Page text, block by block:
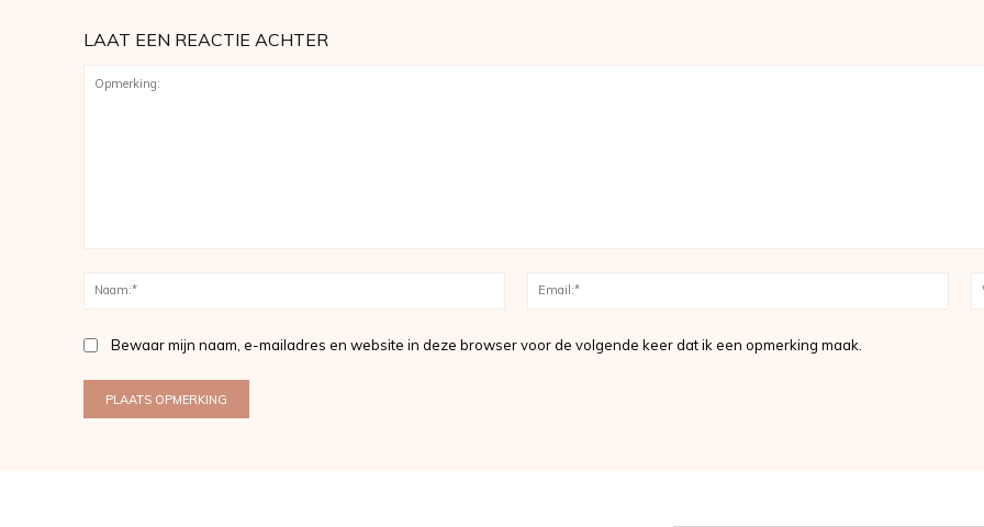
LAAT EEN REACTIE ACHTER
Naam:*
Bewaar mijn naam, e-mailadres en website in deze browser voor de volgende keer dat ik een opmerking maak.